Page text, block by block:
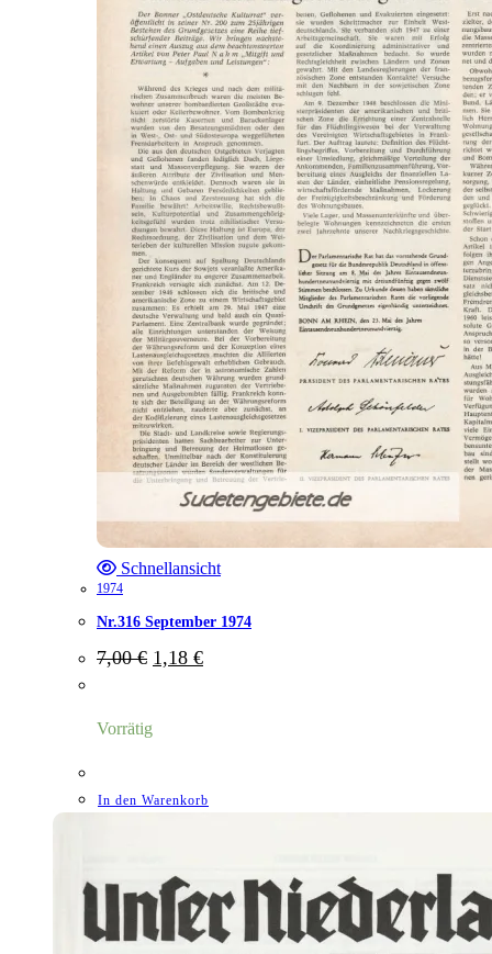
Schnellansicht
1974
Nr.316 September 1974
7,00€ Ursprünglicher
Preis
1,18 €Aktueller
Vorrätig
In den Warenkorb